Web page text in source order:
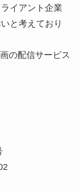
イアント企業
と考えており
の配信サービス